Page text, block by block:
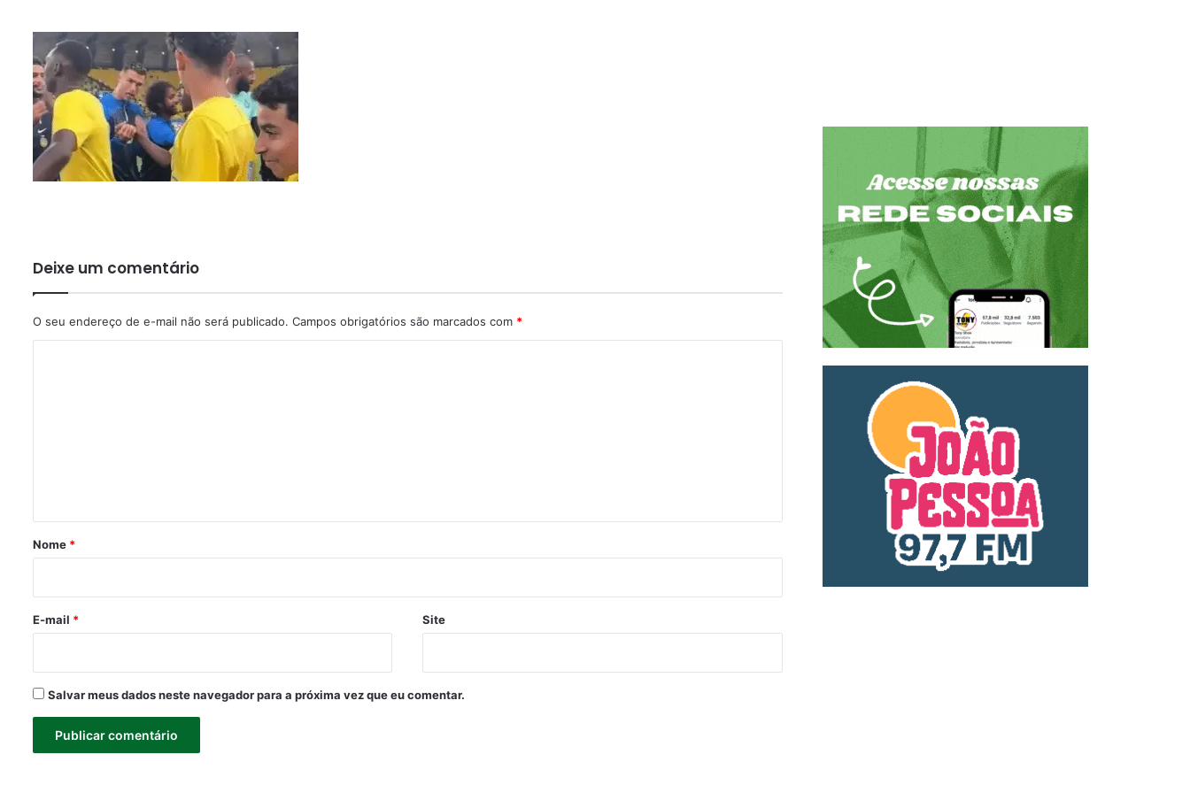
Deixe um comentário
O seu endereço de e-mail não será publicado. Campos obrigatórios são marcados com *
r
*
Nome *
E-mail * Site
Salvar meus dados neste navegador para a próxima vez que eu comentar.